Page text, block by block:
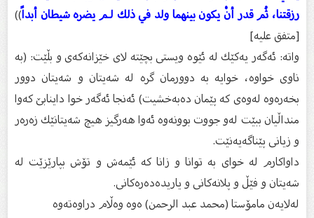
رزقتنا، ثُم قدر أنْ يكون بينهما ولد في ذلك لـم يضره شيطان أبداً))
[متفق عليه]
واتە: ئەگەر یەكێك لە ئێوە ویستی بچێتە لای خێزانەكەی و بڵێت: (بە
ناوی خواوە، خوایە بە دوورمان گرە لە شەیتان و شەیتان دوور
بخەرەوە لەوەی كە پێمان دەبەخشیت) ئەنجا ئەگەر خوا داینابێ كەوا
منداڵیان ببێت لەو جووت بوونەوە ئەوا هەرگیز هیچ شەیتانێك زەرەر
و زیانی پێناگەیەنێت.
داواكارم لە خوای بە توانا و زانا كە ئێمەش و تۆش بپارێزێت لە
شەیتان و فێڵ و پلانەكانی و یاریدەدەرەكانی.
لەلایەن مامۆستا (محمد عبد الرحمن) ەوە وەڵام دراوەتەوە